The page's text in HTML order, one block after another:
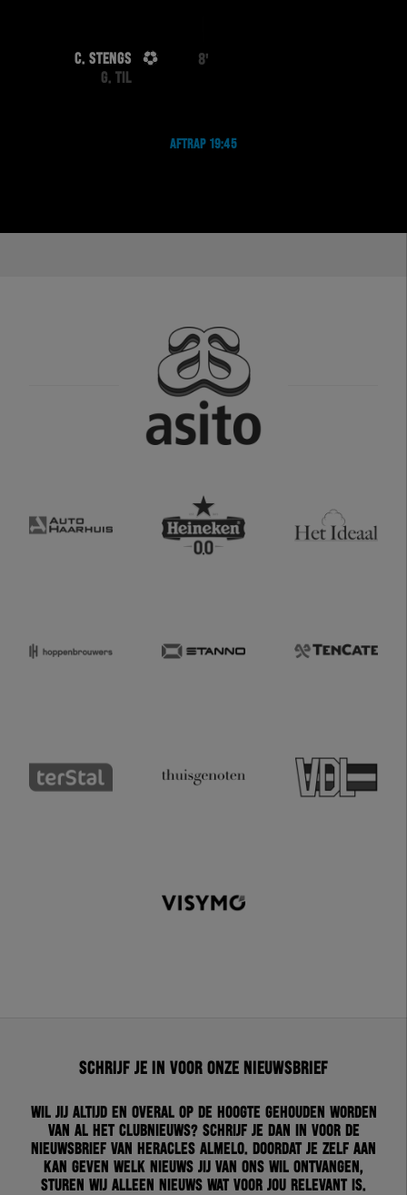
C. STENGS
G. TIL
8'
AFTRAP 19:45
Schrijf je in voor onze nieuwsbrief
Wil jij altijd en overal op de hoogte gehouden worden
van al het clubnieuws? Schrijf je dan in voor de
nieuwsbrief van Heracles Almelo. Doordat je zelf aan
kan geven welk nieuws jij van ons wil ontvangen,
sturen wij alleen nieuws wat voor jou relevant is.